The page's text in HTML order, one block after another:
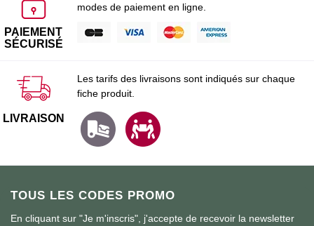
TOUS LES CODES PROMO
En cliquant sur "Je m'inscris", j'accepte de recevoir la newsletter
PAIEMENT
SÉCURISÉ
modes de paiement en ligne.
LIVRAISON
Les tarifs des livraisons sont indiqués sur chaque
fiche produit.